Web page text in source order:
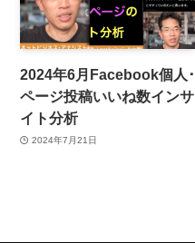
2024年6月Facebook個人･
ページ投稿いいね数インサ
イト分析
2024年7月21日